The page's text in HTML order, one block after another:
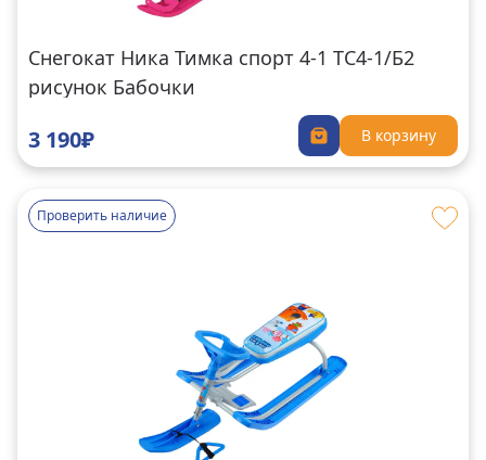
Снегокат Ника Тимка спорт 4-1 ТС4-1/Б2
рисунок Бабочки
3 190₽ В корзину
Проверить наличие